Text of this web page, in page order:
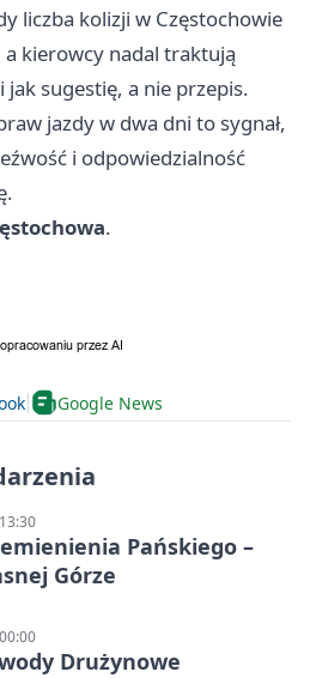
liczba kolizji w Częstochowie
kierowcy nadal traktują
sugestię, a nie przepis.
jazdy w dwa dni to sygnał,
i odpowiedzialność
.
Google News
Pańskiego –
Górze
Drużynowe